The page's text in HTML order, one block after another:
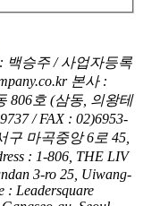
백승주 / 사업자등록
본사 :
806호 (삼동, 의왕테
/ FAX : 02)6953-
구 마곡중앙 6로 45,
: 1-806, THE LIV
3-ro 25, Uiwang-
: Leadersquare